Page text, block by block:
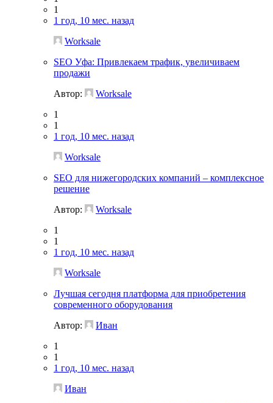
1
1 год, 10 мес. назад
Worksale
SEO Уфа: Привлекаем трафик, увеличиваем
продажи
Автор:
Worksale
1
1
1 год, 10 мес. назад
Worksale
SEO для нижегородских компаний – комплексное
решение
Автор:
Worksale
1
1
1 год, 10 мес. назад
Worksale
Лучшая сегодня платформа для приобретения
современного оборудования
Автор:
Иван
1
1
1 год, 10 мес. назад
Иван